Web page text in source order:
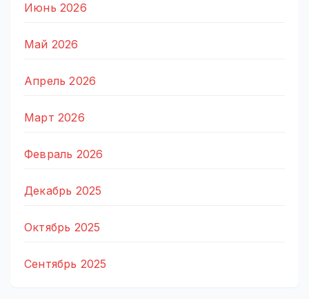
Июнь 2026
Май 2026
Апрель 2026
Март 2026
Февраль 2026
Декабрь 2025
Октябрь 2025
Сентябрь 2025